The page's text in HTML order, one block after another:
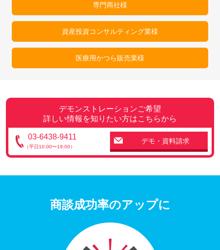
専門商社様
資産投資コンサルティング業様
医療用かつら販売業様
デモンストレーションご希望
詳しい情報を知りたい方はこちらから
03-6438-9411
（平日10:00〜19:00）
デモ・資料請求
商談成功率のアップに